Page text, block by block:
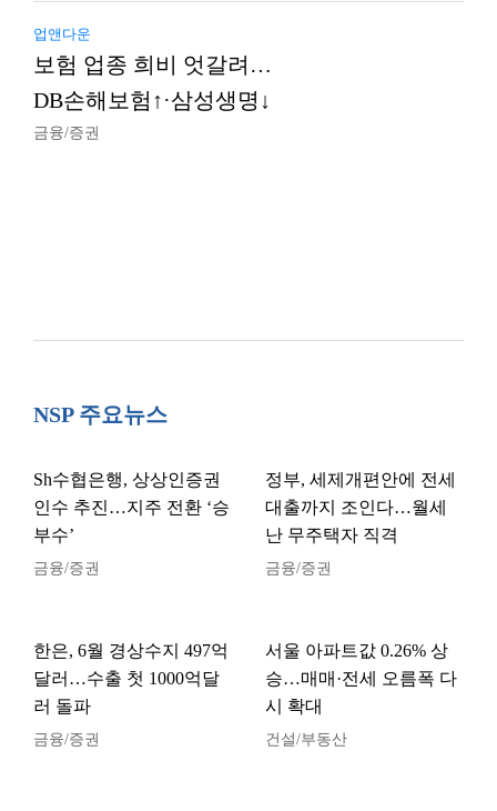
업앤다운
보험 업종 희비 엇갈려…
DB손해보험↑·삼성생명↓
금융/증권
NSP 주요뉴스
Sh수협은행, 상상인증권
인수 추진…지주 전환 ‘승
부수’
금융/증권
정부, 세제개편안에 전세
대출까지 조인다…월세
난 무주택자 직격
금융/증권
한은, 6월 경상수지 497억
달러…수출 첫 1000억달
러 돌파
금융/증권
서울 아파트값 0.26% 상
승…매매·전세 오름폭 다
시 확대
건설/부동산